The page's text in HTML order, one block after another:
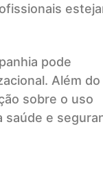
pode
Além
sobre o uso
saúde e